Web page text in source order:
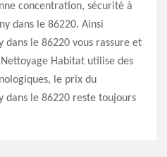
concentration, sécurité à
dans le 86220. Ainsi
dans le 86220 vous rassure et
Habitat utilise des
le prix du
dans le 86220 reste toujours